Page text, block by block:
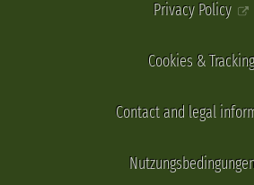
Privacy Policy
Cookies & Tracking
Contact and legal
Nutzungsbedingungen